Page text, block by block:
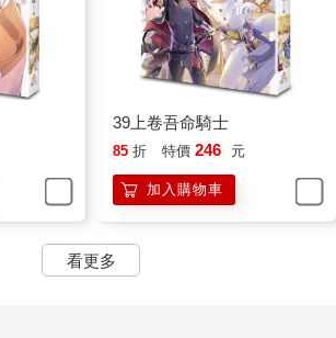
39上卷吾命騎士
85 折 特價 246 元
加入購物車
看更多